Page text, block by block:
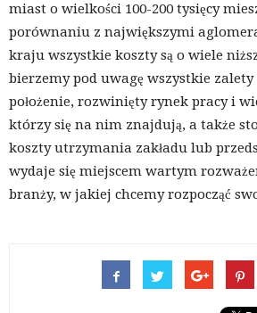
miast o wielkości 100-200 tysięcy
porównaniu z największymi
kraju wszystkie koszty są o wiele
bierzemy pod uwagę wszystkie
położenie, rozwinięty rynek pracy i
którzy się na nim znajdują, a także
koszty utrzymania zakładu lub
wydaje się miejscem wartym
branży, w jakiej chcemy rozpocząć